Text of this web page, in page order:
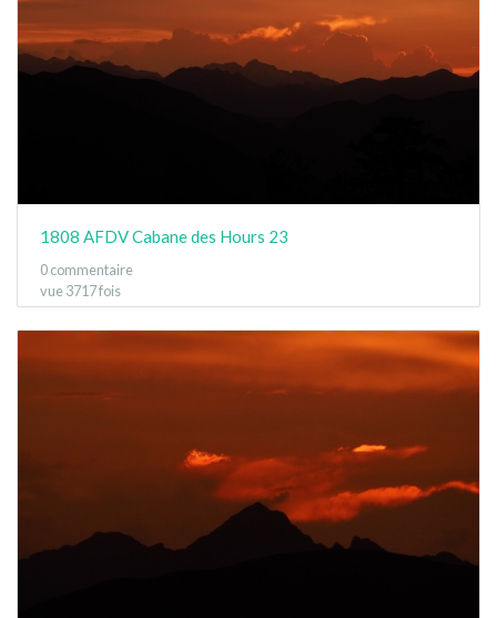
1808 AFDV Cabane des Hours 23
0 commentaire
vue 3717 fois